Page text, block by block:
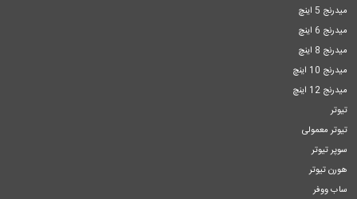
میدرنج 5 اینچ
میدرنج 6 اینچ
میدرنج 8 اینچ
میدرنج 10 اینچ
میدرنج 12 اینچ
تیوتر
تیوتر معمولی
سوپر تیوتر
هورن تیوتر
ساب ووفر